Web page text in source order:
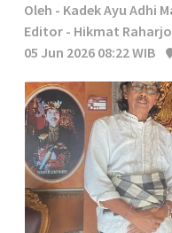
Oleh - Kadek Ayu Adhi
Editor - Hikmat
05 Jun 2026 08:22 WIB